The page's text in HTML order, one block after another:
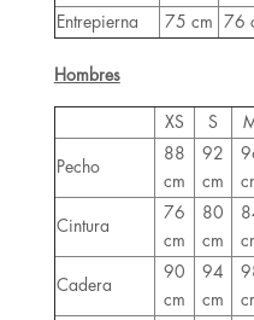
Entrepierna 75 cm 76
Hombres
XS S
Pecho
88
cm
92
cm
Cintura
76
cm
80
cm
Cadera
90
cm
94
cm